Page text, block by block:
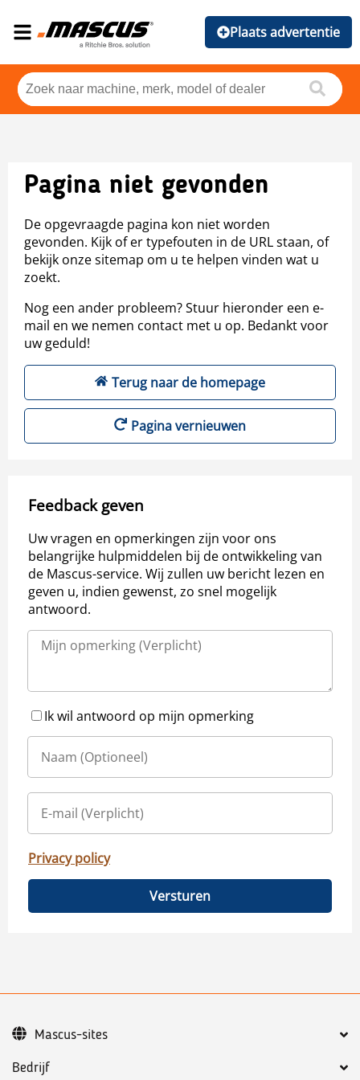
Plaats advertentie
Pagina niet gevonden
De opgevraagde pagina kon niet worden
gevonden. Kijk of er typefouten in de URL staan, of
bekijk onze sitemap om u te helpen vinden wat u
zoekt.
Nog een ander probleem? Stuur hieronder een e-
mail en we nemen contact met u op. Bedankt voor
uw geduld!
Terug naar de homepage
Pagina vernieuwen
Feedback geven
Uw vragen en opmerkingen zijn voor ons
belangrijke hulpmiddelen bij de ontwikkeling van
de Mascus-service. Wij zullen uw bericht lezen en
geven u, indien gewenst, zo snel mogelijk
antwoord.
Ik wil antwoord op mijn opmerking
Privacy policy
Versturen
Bedrijf
Mascus-sites